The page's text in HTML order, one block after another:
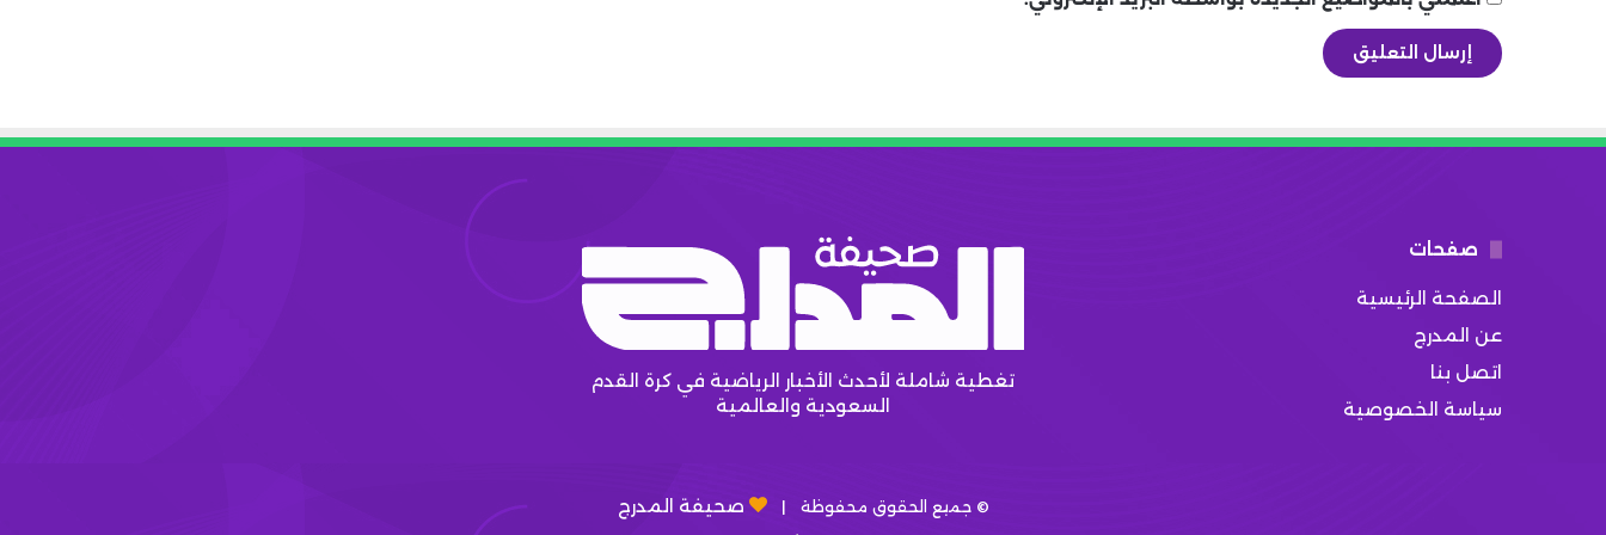
صفحات
الصفحة الرئيسية
عن المدرج
اتصل بنا
سياسة الخصوصية
تغطية شاملة لأحدث الأخبار الرياضية في كرة القدم
السعودية والعالمية
© جميع الحقوق محفوظة |
صحيفة المدرج